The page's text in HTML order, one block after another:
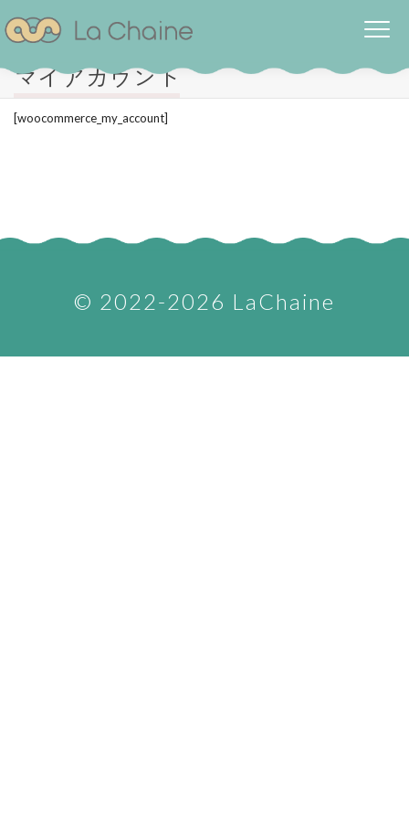
マイアカウント
[woocommerce_my_account]
©︎ 2022-2026 LaChaine